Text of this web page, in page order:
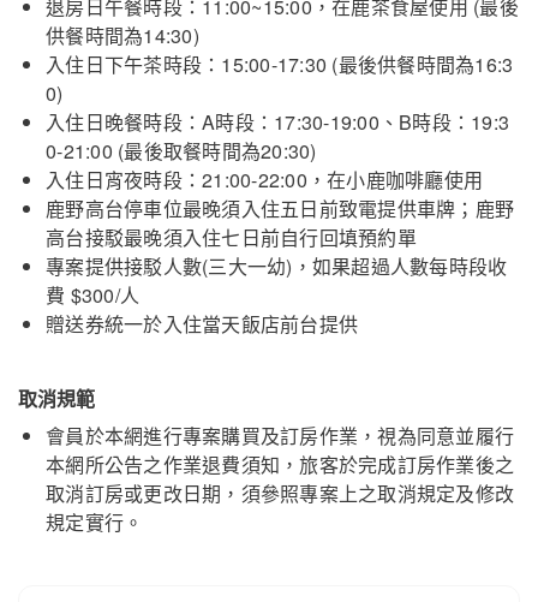
退房日午餐時段：11:00~15:00，在鹿茶食屋使用 (最後
供餐時間為14:30)
入住日下午茶時段：15:00-17:30 (最後供餐時間為16:3
0)
入住日晚餐時段：A時段：17:30-19:00、B時段：19:3
0-21:00 (最後取餐時間為20:30)
入住日宵夜時段：21:00-22:00，在小鹿咖啡廳使用
鹿野高台停車位最晚須入住五日前致電提供車牌；鹿野
高台接駁最晚須入住七日前自行回填預約單
專案提供接駁人數(三大一幼)，如果超過人數每時段收
費 $300/人
贈送券統一於入住當天飯店前台提供
取消規範
會員於本網進行專案購買及訂房作業，視為同意並履行
本網所公告之作業退費須知，旅客於完成訂房作業後之
取消訂房或更改日期，須參照專案上之取消規定及修改
規定實行。
台東鹿鳴溫泉酒店